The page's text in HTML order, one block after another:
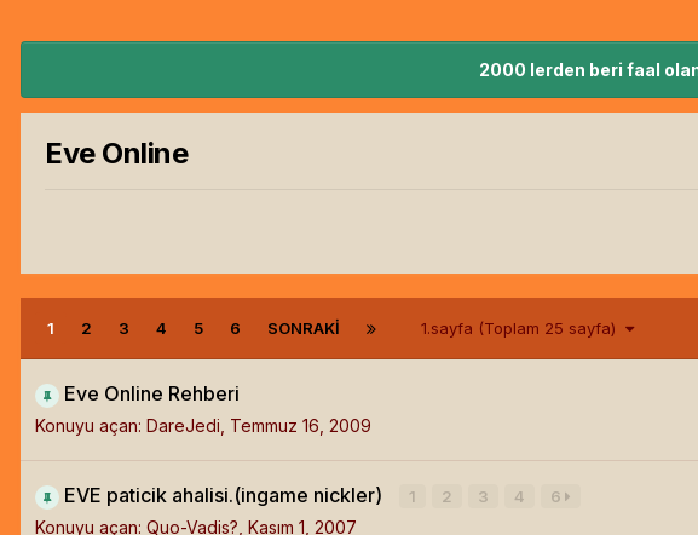
2000 lerden beri faal
Eve Online
1 2 3 4 5 6 SONRAKI 1.sayfa (Toplam 25 sayfa)
Eve Online Rehberi
Konuyu açan: DareJedi Temmuz 16, 2009
EVE paticik ahalisi.(ingame nickler) 1 2 3 4 6
Konuyu açan: Quo-Vadis? Kasım 1, 2007